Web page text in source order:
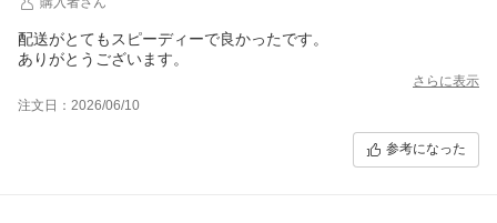
配送がとてもスピーディーで良かったです。
ありがとうございます。
さらに表示
注文日：2026/06/10
参考になった